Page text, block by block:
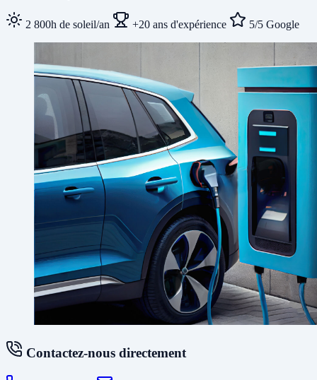
2 800h de soleil/an +20 ans d'expérience 5/5 Google
Contactez-nous directement